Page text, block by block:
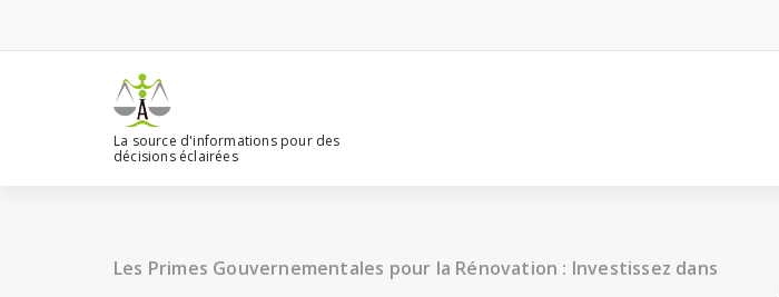
contenu
La source d'informations pour des
décisions éclairées
Les Primes Gouvernementales pour la Rénovation : Investissez dans